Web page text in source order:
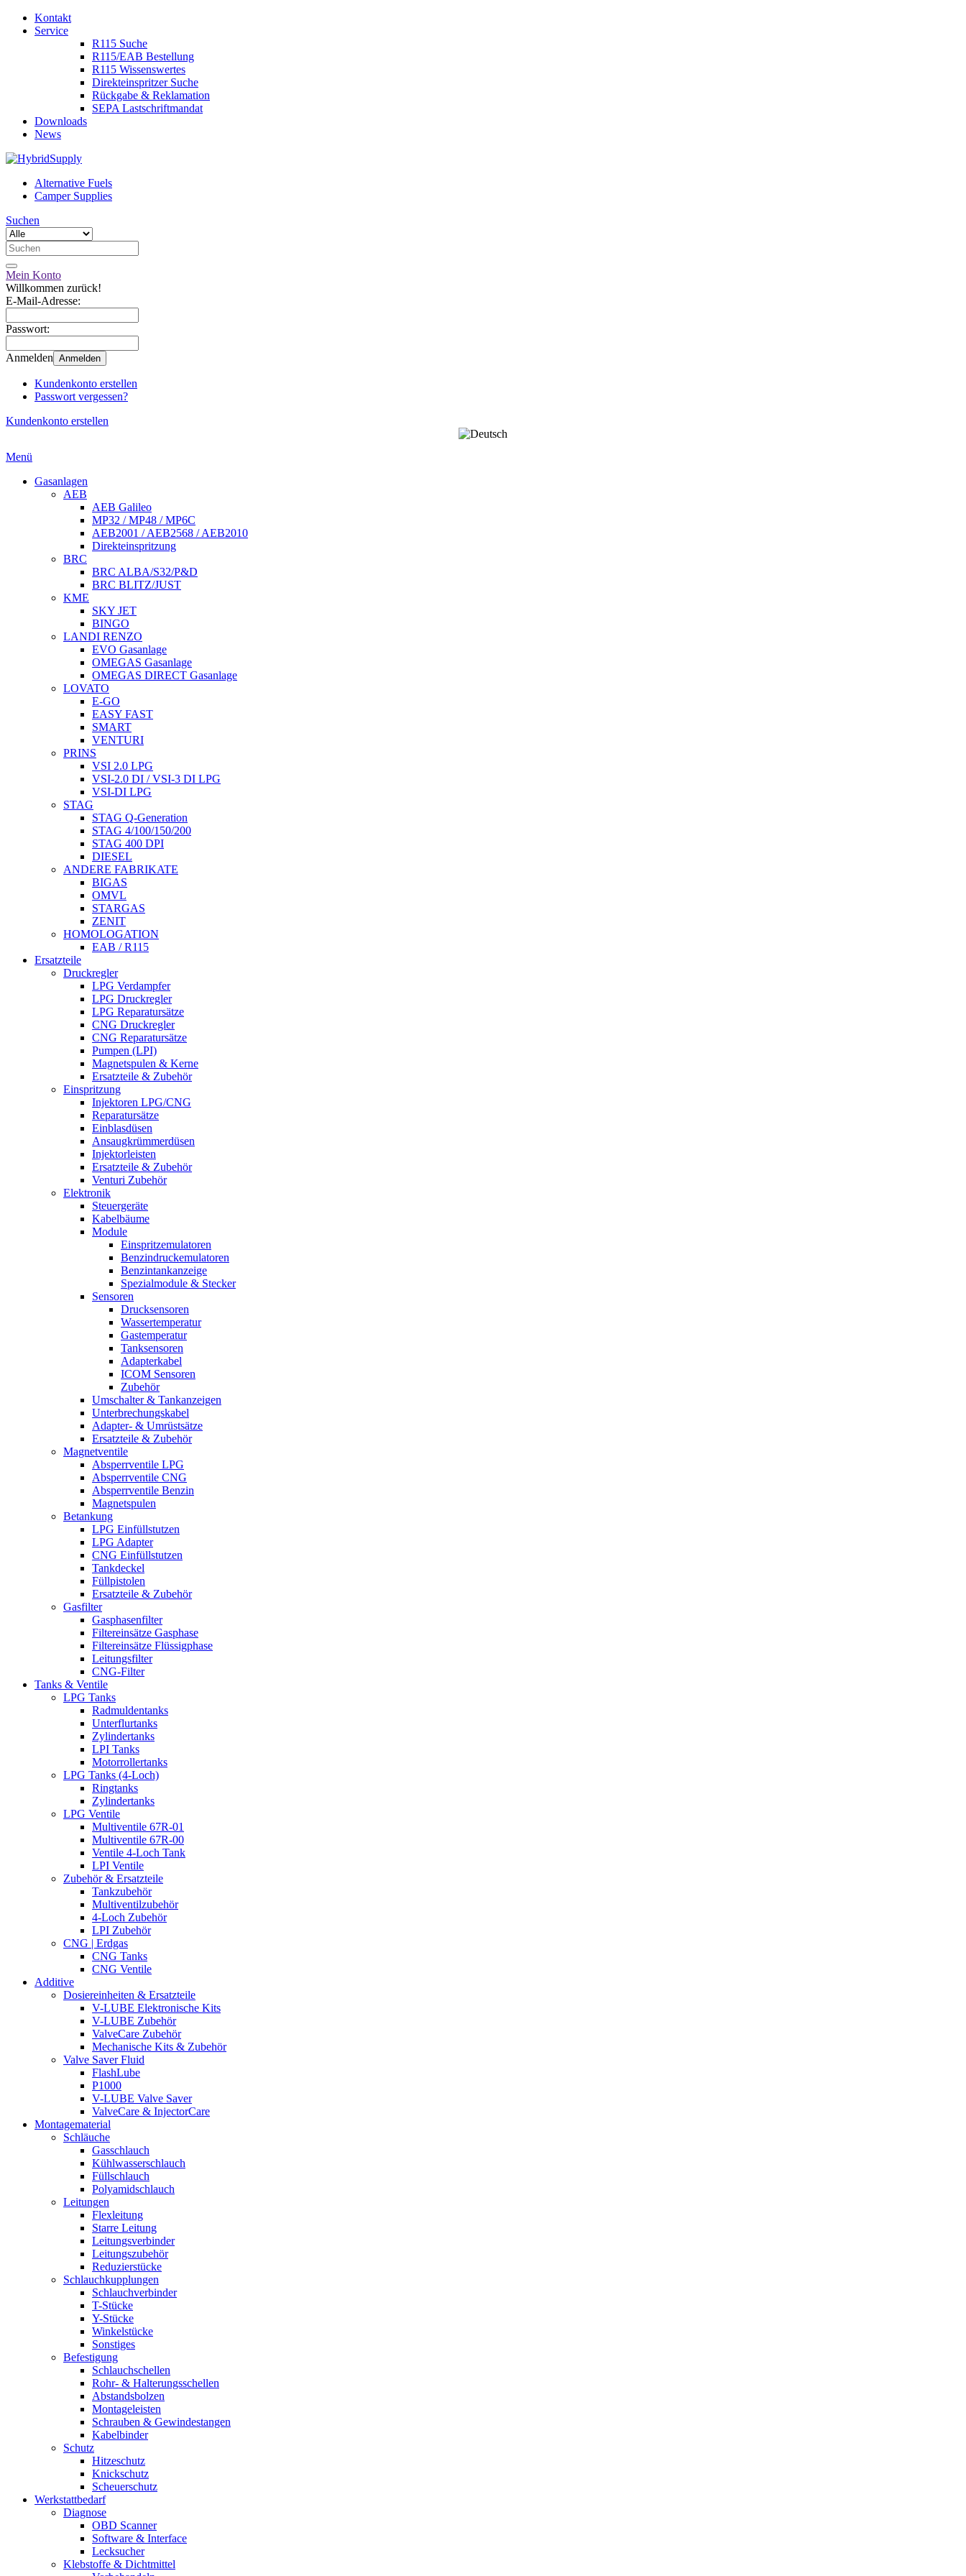
Kontakt
Service
R115 Suche
R115/EAB Bestellung
R115 Wissenswertes
Direkteinspritzer Suche
Rückgabe & Reklamation
SEPA Lastschriftmandat
Downloads
News
Alternative Fuels
Camper Supplies
Suchen
Mein Konto
Willkommen zurück!
E-Mail-Adresse:
Passwort:
Anmelden Anmelden
Kundenkonto erstellen
Passwort vergessen?
Kundenkonto erstellen
Menü
Gasanlagen
AEB
AEB Galileo
MP32 / MP48 / MP6C
AEB2001 / AEB2568 / AEB2010
Direkteinspritzung
BRC
BRC ALBA/S32/P&D
BRC BLITZ/JUST
KME
SKY JET
BINGO
LANDI RENZO
EVO Gasanlage
OMEGAS Gasanlage
OMEGAS DIRECT Gasanlage
LOVATO
E-GO
EASY FAST
SMART
VENTURI
PRINS
VSI 2.0 LPG
VSI-2.0 DI / VSI-3 DI LPG
VSI-DI LPG
STAG
STAG Q-Generation
STAG 4/100/150/200
STAG 400 DPI
DIESEL
ANDERE FABRIKATE
BIGAS
OMVL
STARGAS
ZENIT
HOMOLOGATION
EAB / R115
Ersatzteile
Druckregler
LPG Verdampfer
LPG Druckregler
LPG Reparatursätze
CNG Druckregler
CNG Reparatursätze
Pumpen (LPI)
Magnetspulen & Kerne
Ersatzteile & Zubehör
Einspritzung
Injektoren LPG/CNG
Reparatursätze
Einblasdüsen
Ansaugkrümmerdüsen
Injektorleisten
Ersatzteile & Zubehör
Venturi Zubehör
Elektronik
Steuergeräte
Kabelbäume
Module
Einspritzemulatoren
Benzindruckemulatoren
Benzintankanzeige
Spezialmodule & Stecker
Sensoren
Drucksensoren
Wassertemperatur
Gastemperatur
Tanksensoren
Adapterkabel
ICOM Sensoren
Zubehör
Umschalter & Tankanzeigen
Unterbrechungskabel
Adapter- & Umrüstsätze
Ersatzteile & Zubehör
Magnetventile
Absperrventile LPG
Absperrventile CNG
Absperrventile Benzin
Magnetspulen
Betankung
LPG Einfüllstutzen
LPG Adapter
CNG Einfüllstutzen
Tankdeckel
Füllpistolen
Ersatzteile & Zubehör
Gasfilter
Gasphasenfilter
Filtereinsätze Gasphase
Filtereinsätze Flüssigphase
Leitungsfilter
CNG-Filter
Tanks & Ventile
LPG Tanks
Radmuldentanks
Unterflurtanks
Zylindertanks
LPI Tanks
Motorrollertanks
LPG Tanks (4-Loch)
Ringtanks
Zylindertanks
LPG Ventile
Multiventile 67R-01
Multiventile 67R-00
Ventile 4-Loch Tank
LPI Ventile
Zubehör & Ersatzteile
Tankzubehör
Multiventilzubehör
4-Loch Zubehör
LPI Zubehör
CNG | Erdgas
CNG Tanks
CNG Ventile
Additive
Dosiereinheiten & Ersatzteile
V-LUBE Elektronische Kits
V-LUBE Zubehör
ValveCare Zubehör
Mechanische Kits & Zubehör
Valve Saver Fluid
FlashLube
P1000
V-LUBE Valve Saver
ValveCare & InjectorCare
Montagematerial
Schläuche
Gasschlauch
Kühlwasserschlauch
Füllschlauch
Polyamidschlauch
Leitungen
Flexleitung
Starre Leitung
Leitungsverbinder
Leitungszubehör
Reduzierstücke
Schlauchkupplungen
Schlauchverbinder
T-Stücke
Y-Stücke
Winkelstücke
Sonstiges
Befestigung
Schlauchschellen
Rohr- & Halterungsschellen
Abstandsbolzen
Montageleisten
Schrauben & Gewindestangen
Kabelbinder
Schutz
Hitzeschutz
Knickschutz
Scheuerschutz
Werkstattbedarf
Diagnose
OBD Scanner
Software & Interface
Lecksucher
Klebstoffe & Dichtmittel